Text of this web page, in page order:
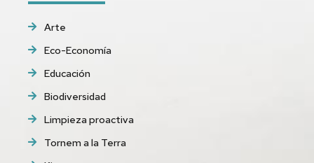
Arte
Eco-Economía
Educación
Biodiversidad
Limpieza proactiva
Tornem a la Terra